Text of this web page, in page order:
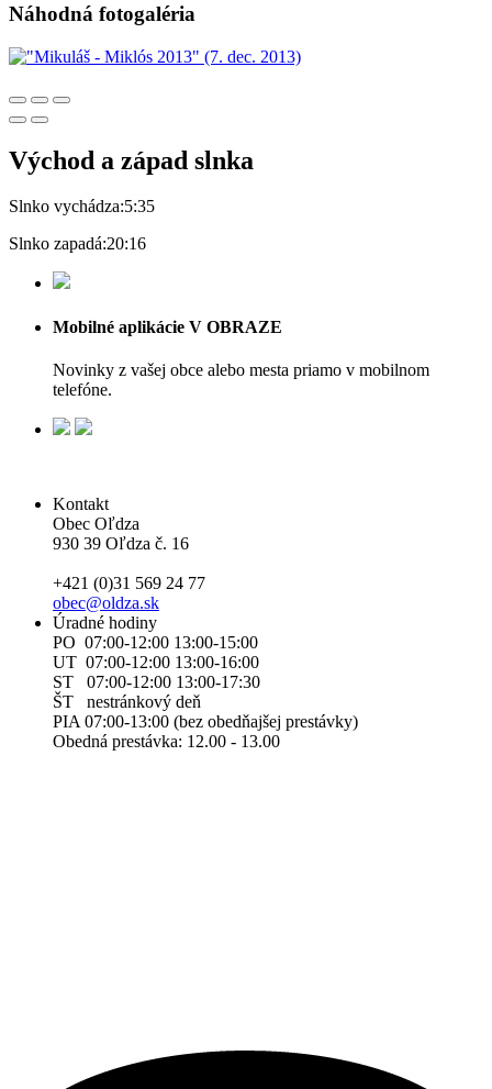
Náhodná fotogaléria
Východ a západ slnka
Slnko vychádza:5:35
Slnko zapadá:20:16
Mobilné aplikácie V OBRAZE
Novinky z vašej obce alebo mesta priamo v mobilnom
telefóne.
Kontakt
Obec Oľdza
930 39 Oľdza č. 16
+421 (0)31 569 24 77
obec@oldza.sk
Úradné hodiny
PO 07:00-12:00 13:00-15:00
UT 07:00-12:00 13:00-16:00
ST 07:00-12:00 13:00-17:30
ŠT nestránkový deň
PIA 07:00-13:00 (bez obedňajšej prestávky)
Obedná prestávka: 12.00 - 13.00